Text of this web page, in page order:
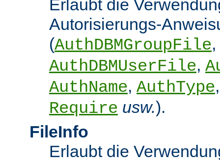
Erlaubt die
Autorisierungs-
(AuthDBMGroupFile,
AuthDBMUserFile,
AuthName, AuthType
Require usw.).
FileInfo
Erlaubt die